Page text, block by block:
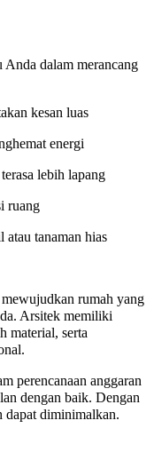
Anda dalam merancang
kesan luas
energi
lebih lapang
ruang
atau tanaman hias
rumah yang
Arsitek memiliki
material, serta
perencanaan anggaran
dengan baik. Dengan
dapat diminimalkan.